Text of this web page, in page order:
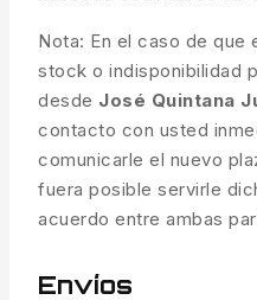
Nota: En el caso de que
stock o indisponibilidad
desde José Quintana
contacto con usted
comunicarle el nuevo
fuera posible servirle
acuerdo entre ambas
Envíos